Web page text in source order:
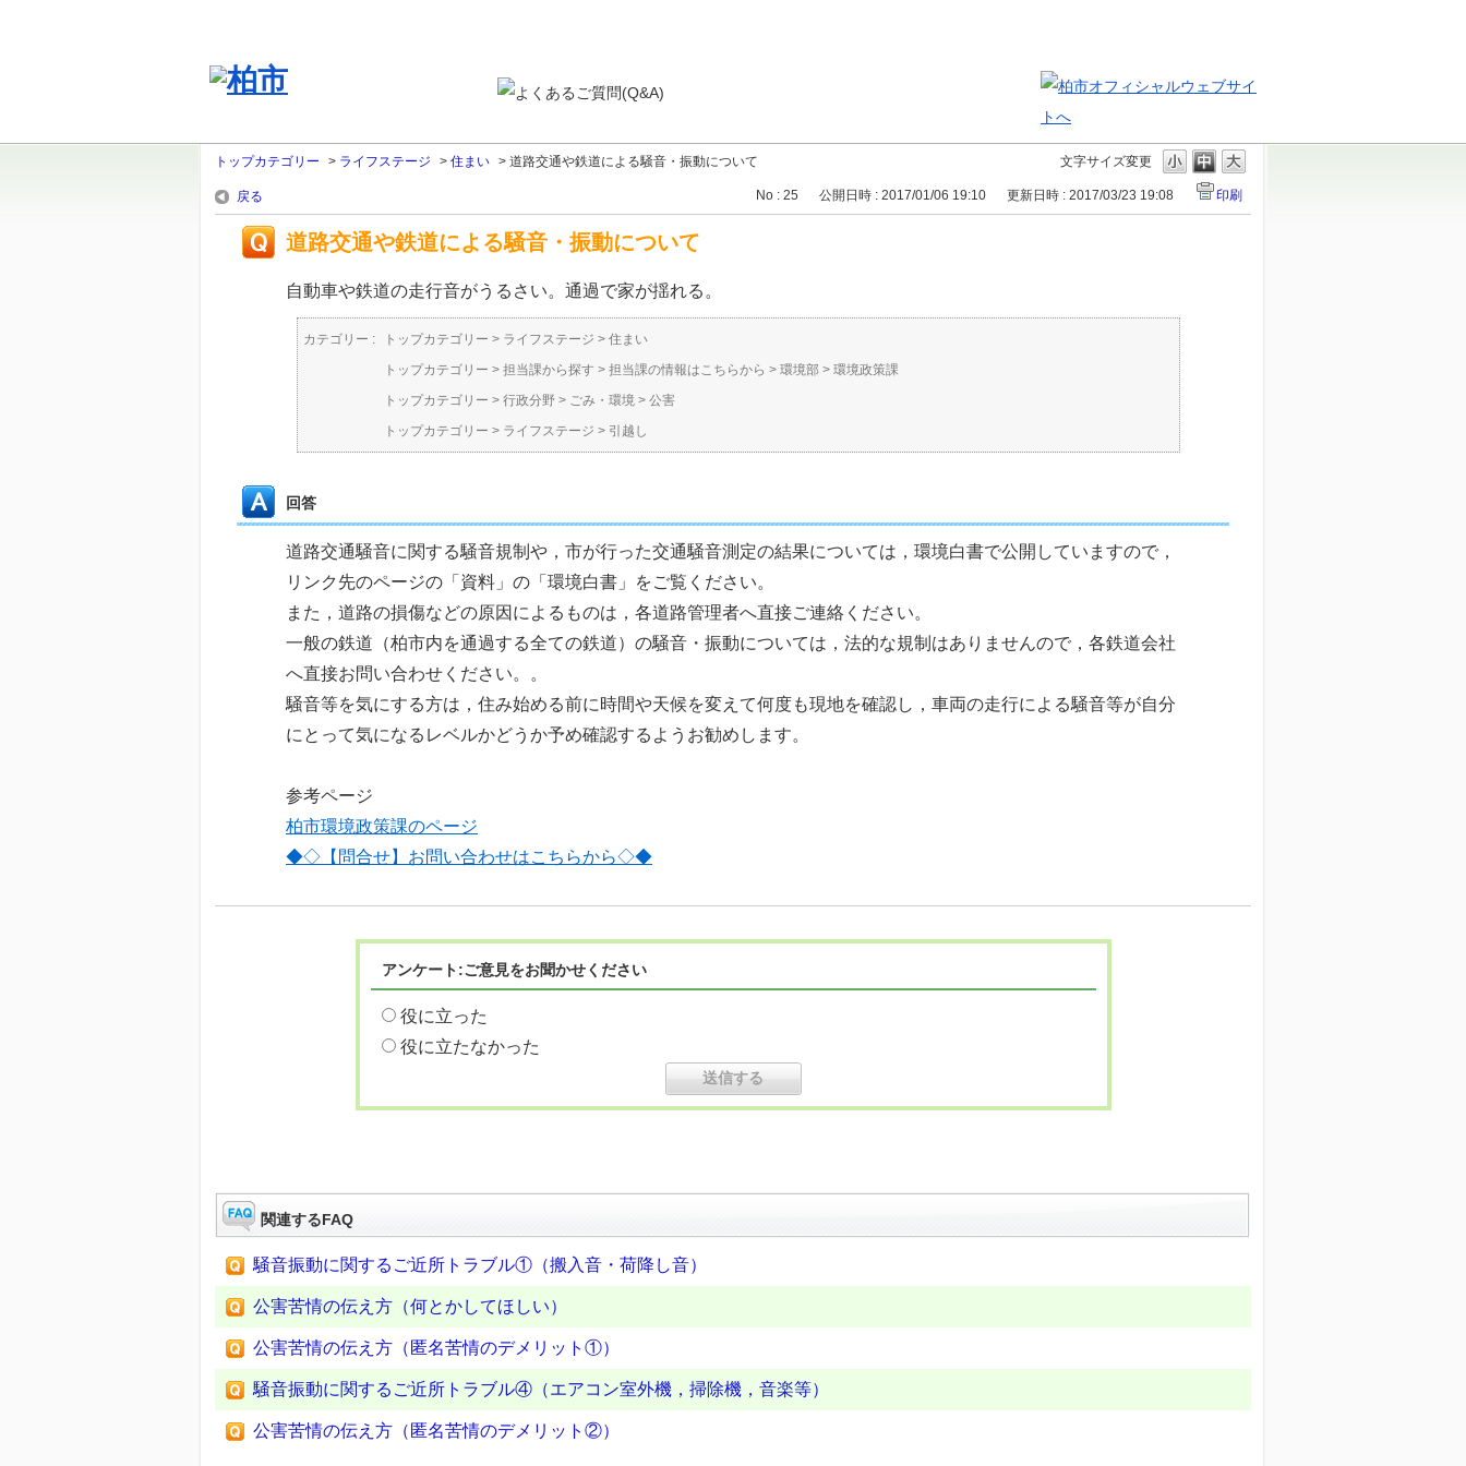
文字サイズ変更
トップカテゴリー > ライフステージ > 住まい > 道路交通や鉄道による騒音・振動について
戻る No : 25 公開日時 : 2017/01/06 19:10 更新日時 : 2017/03/23 19:08 印刷
道路交通や鉄道による騒音・振動について
自動車や鉄道の走行音がうるさい。通過で家が揺れる。
カテゴリー : トップカテゴリー > ライフステージ > 住まい
トップカテゴリー > 担当課から探す > 担当課の情報はこちらから > 環境部 > 環境政策課
トップカテゴリー > 行政分野 > ごみ・環境 > 公害
トップカテゴリー > ライフステージ > 引越し
回答
道路交通騒音に関する騒音規制や，市が行った交通騒音測定の結果については，環境白書で公開していますので，
リンク先のページの「資料」の「環境白書」をご覧ください。
また，道路の損傷などの原因によるものは，各道路管理者へ直接ご連絡ください。
一般の鉄道（柏市内を通過する全ての鉄道）の騒音・振動については，法的な規制はありませんので，各鉄道会社
へ直接お問い合わせください。。
騒音等を気にする方は，住み始める前に時間や天候を変えて何度も現地を確認し，車両の走行による騒音等が自分
にとって気になるレベルかどうか予め確認するようお勧めします。
参考ページ
柏市環境政策課のページ
◆◇【問合せ】お問い合わせはこちらから◇◆
アンケート:ご意見をお聞かせください
役に立った
役に立たなかった
関連するFAQ
騒音振動に関するご近所トラブル①（搬入音・荷降し音）
公害苦情の伝え方（何とかしてほしい）
公害苦情の伝え方（匿名苦情のデメリット①）
騒音振動に関するご近所トラブル④（エアコン室外機，掃除機，音楽等）
公害苦情の伝え方（匿名苦情のデメリット②）